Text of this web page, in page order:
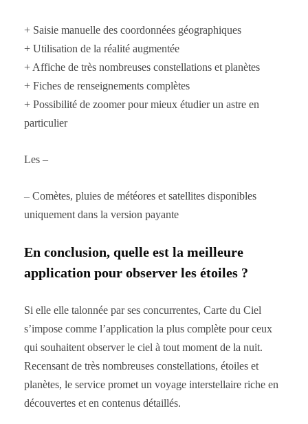
+ Saisie manuelle des coordonnées géographiques
+ Utilisation de la réalité augmentée
+ Affiche de très nombreuses constellations et planètes
+ Fiches de renseignements complètes
+ Possibilité de zoomer pour mieux étudier un astre en
particulier
Les –
– Comètes, pluies de météores et satellites disponibles
uniquement dans la version payante
En conclusion, quelle est la meilleure
application pour observer les étoiles ?
Si elle elle talonnée par ses concurrentes, Carte du Ciel
s’impose comme l’application la plus complète pour ceux
qui souhaitent observer le ciel à tout moment de la nuit.
Recensant de très nombreuses constellations, étoiles et
planètes, le service promet un voyage interstellaire riche en
découvertes et en contenus détaillés.